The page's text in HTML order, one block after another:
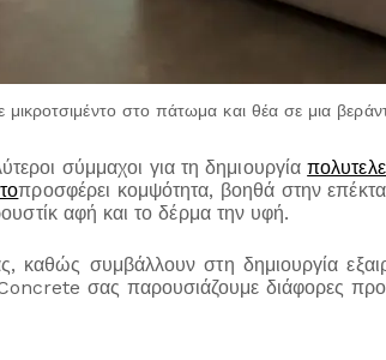
μικροτσιμέντο στο πάτωμα και θέα σε μια
σύμμαχοι για τη δημιουργία
προσφέρει κομψότητα, βοηθά στην
αφή και το δέρμα την υφή.
συμβάλλουν στη δημιουργία
σας παρουσιάζουμε διάφορες